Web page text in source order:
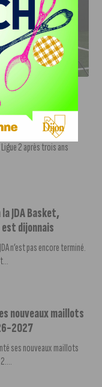
DEBALLON,
2
avec Pierre-Henri
de la montée en
2 après trois ans
JDA Basket,
est dijonnais
n’est pas encore terminé.
nouveaux maillots
2027
ses nouveaux maillots